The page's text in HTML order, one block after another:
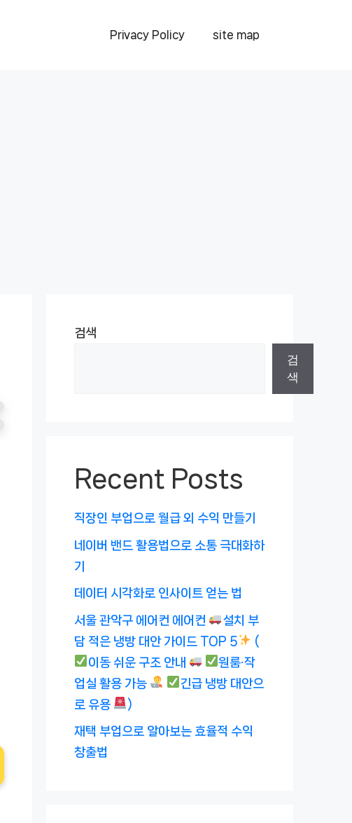
Privacy Policy site map
검색
검
색
Recent Posts
직장인 부업으로 월급 외 수익 만들기
네이버 밴드 활용법으로 소통 극대화하
기
데이터 시각화로 인사이트 얻는 법
서울 관악구 에어컨 에어컨
설치 부
담 적은 냉방 대안 가이드 TOP 5
(
이동 쉬운 구조 안내
원룸·작
업실 활용 가능
긴급 냉방 대안으
로 유용
)
재택 부업으로 알아보는 효율적 수익
창출법